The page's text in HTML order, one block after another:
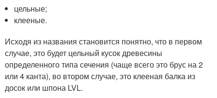
цельные;
клееные.
Исходя из названия становится понятно, что в первом
случае, это будет цельный кусок древесины
определенного типа сечения (чаще всего это брус на 2
или 4 канта), во втором случае, это клееная балка из
досок или шпона LVL.